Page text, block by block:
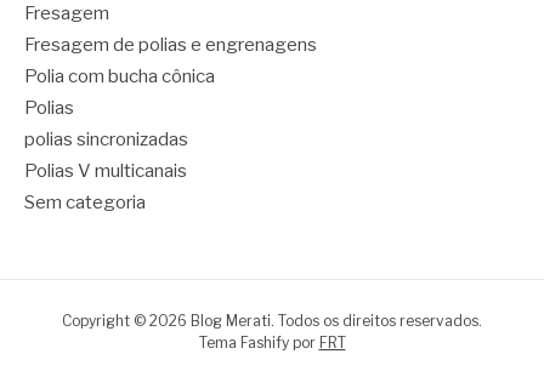
Fresagem
Fresagem de polias e engrenagens
Polia com bucha cônica
Polias
polias sincronizadas
Polias V multicanais
Sem categoria
Copyright © 2026 Blog Merati. Todos os direitos reservados.
Tema Fashify por FRT